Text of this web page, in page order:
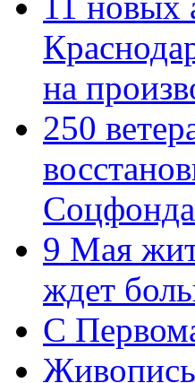
на
250
Соцфонда
9 Мая
ждет
C